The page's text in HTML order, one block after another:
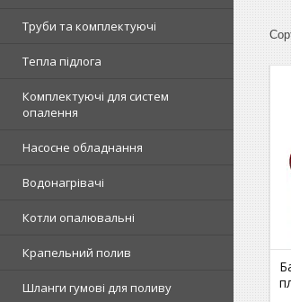
Труби та комплектуючі
Тепла підлога
Комплектуючі для систем
опалення
Насосне обладнання
Водонагрівачі
Котли опалювальні
Крапельний полив
Шланги гумові для поливу